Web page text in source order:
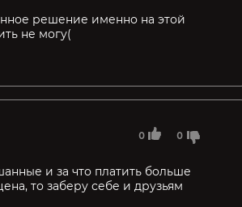
решение именно на этой
не могу(
0 0
и за что платить больше
то заберу себе и друзьям